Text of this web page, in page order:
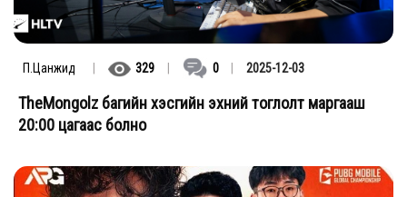
П.Цанжид | 329 | 0 | 2025-12-03
TheMongolz багийн хэсгийн эхний тоглолт маргааш
20:00 цагаас болно